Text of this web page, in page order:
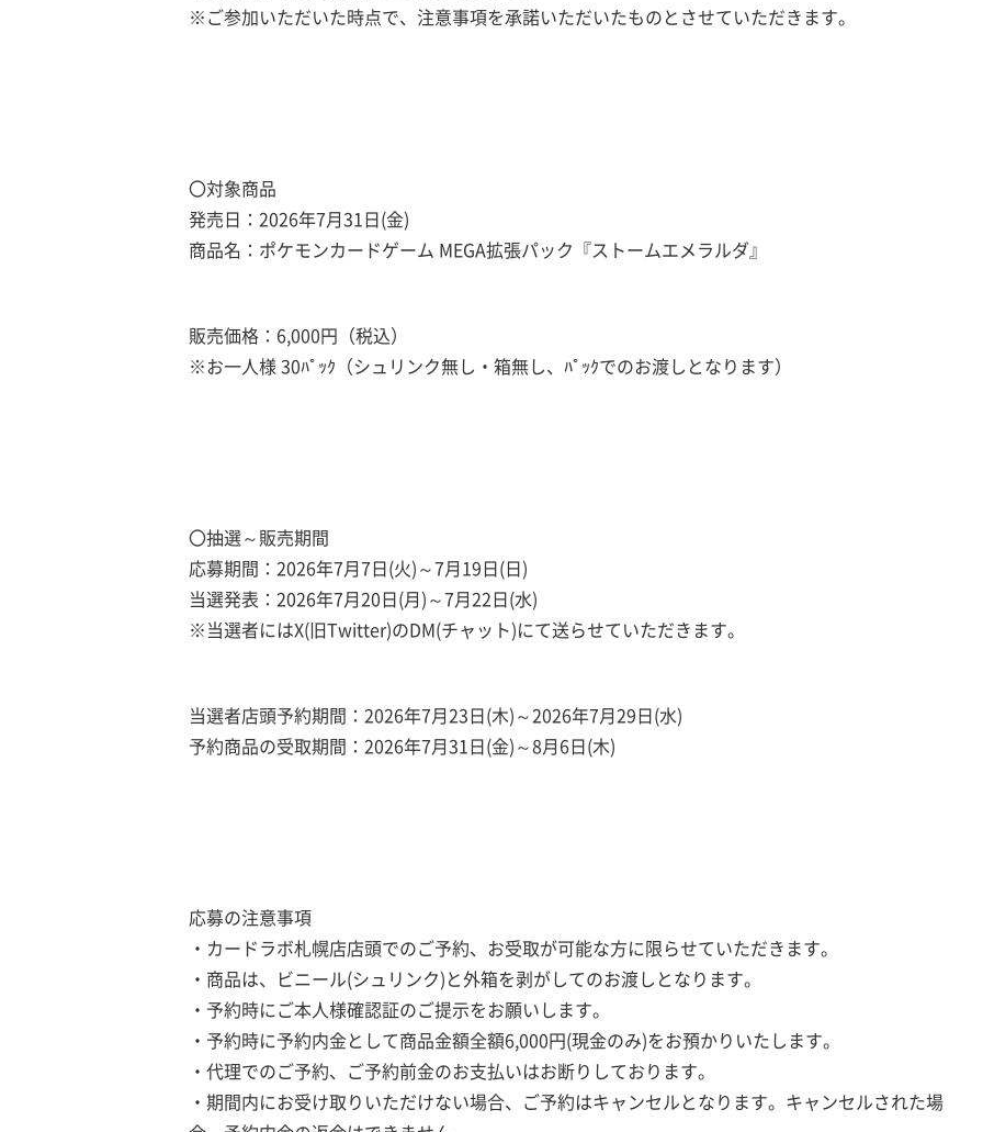
※ご参加いただいた時点で、注意事項を承諾いただいたものとさせていただきます。
〇対象商品
発売日：2026年7月31日(金)
商品名：ポケモンカードゲーム MEGA拡張パック『ストームエメラルダ』
販売価格：6,000円（税込）
※お一人様 30ﾊﾟｯｸ（シュリンク無し・箱無し、ﾊﾟｯｸでのお渡しとなります）
〇抽選～販売期間
応募期間：2026年7月7日(火)～7月19日(日)
当選発表：2026年7月20日(月)～7月22日(水)
※当選者にはX(旧Twitter)のDM(チャット)にて送らせていただきます。
当選者店頭予約期間：2026年7月23日(木)～2026年7月29日(水)
予約商品の受取期間：2026年7月31日(金)～8月6日(木)
応募の注意事項
・カードラボ札幌店店頭でのご予約、お受取が可能な方に限らせていただきます。
・商品は、ビニール(シュリンク)と外箱を剥がしてのお渡しとなります。
・予約時にご本人様確認証のご提示をお願いします。
・予約時に予約内金として商品金額全額6,000円(現金のみ)をお預かりいたします。
・代理でのご予約、ご予約前金のお支払いはお断りしております。
・期間内にお受け取りいただけない場合、ご予約はキャンセルとなります。キャンセルされた場